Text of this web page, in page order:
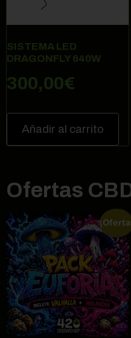
SISTEMA LED
DRAGONFLY 640W
300,00€
Añadir al carrito
Ofertas